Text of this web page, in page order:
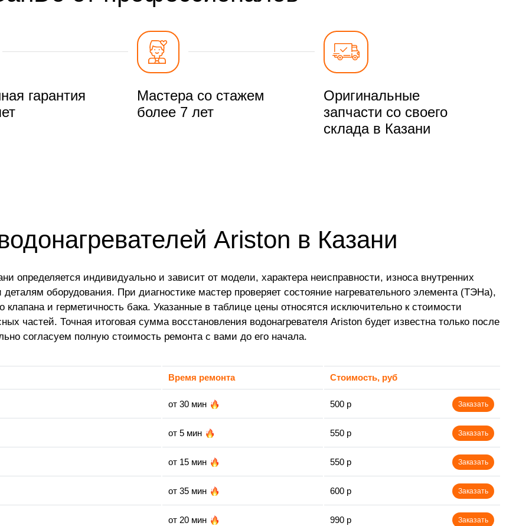
гарантия
Мастера со стажем
более 7 лет
Оригинальные
запчасти со своего
склада в Казани
Ariston в Казани
определяется индивидуально и зависит от модели, характера неисправности, износа внутренних
оборудования. При диагностике мастер проверяет состояние нагревательного элемента (ТЭНа),
клапана и герметичность бака. Указанные в таблице цены относятся исключительно к стоимости
частей. Точная итоговая сумма восстановления водонагревателя Ariston будет известна только после
согласуем полную стоимость ремонта с вами до его начала.
Время ремонта Стоимость, руб
от 30 мин 500 р Заказать
от 5 мин 550 р Заказать
от 15 мин 550 р Заказать
от 35 мин 600 р Заказать
от 20 мин 990 р Заказать